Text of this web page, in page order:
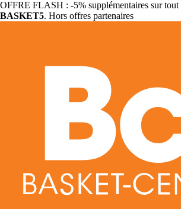
OFFRE FLASH : -5% supplémentaires sur tout
BASKET5. Hors offres partenaires